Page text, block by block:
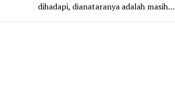
dihadapi, dianataranya adalah masih…